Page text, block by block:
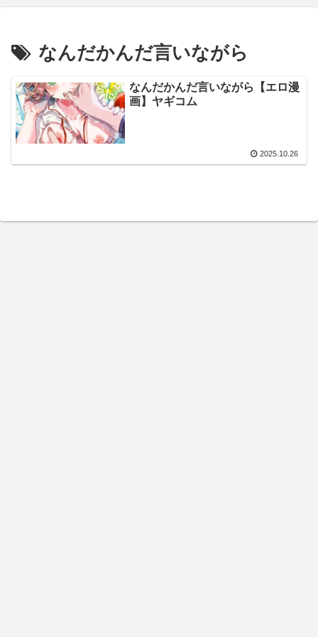
なんだかんだ言いながら
なんだかんだ言いながら【エロ漫
画】ヤギコム
2025.10.26